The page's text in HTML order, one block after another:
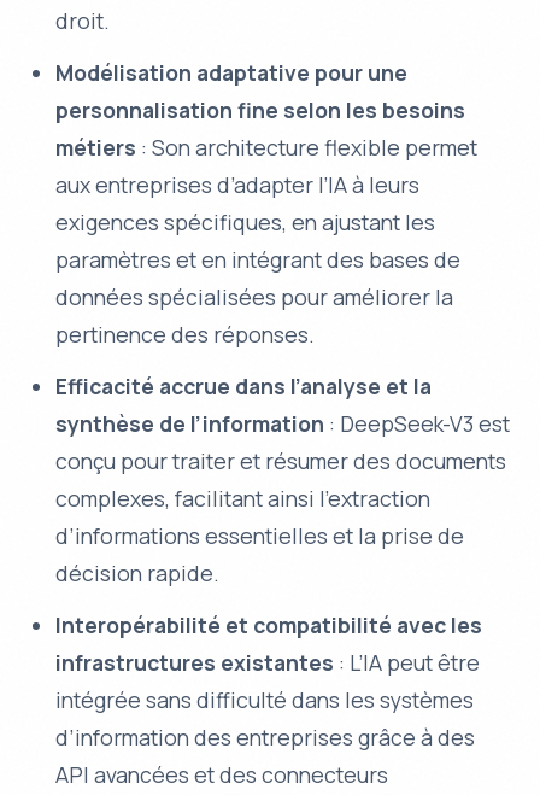
droit.
Modélisation adaptative pour une
personnalisation fine selon les besoins
métiers : Son architecture flexible permet
aux entreprises d’adapter l’IA à leurs
exigences spécifiques, en ajustant les
paramètres et en intégrant des bases de
données spécialisées pour améliorer la
pertinence des réponses.
Efficacité accrue dans l’analyse et la
synthèse de l’information : DeepSeek-V3 est
conçu pour traiter et résumer des documents
complexes, facilitant ainsi l’extraction
d’informations essentielles et la prise de
décision rapide.
Interopérabilité et compatibilité avec les
infrastructures existantes : L’IA peut être
intégrée sans difficulté dans les systèmes
d’information des entreprises grâce à des
API avancées et des connecteurs